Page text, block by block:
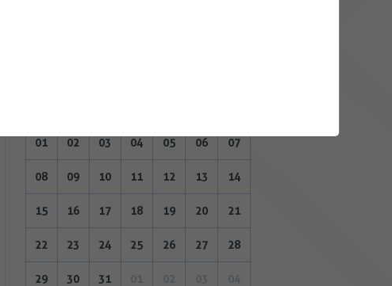
01 02 03 04 05 06 07
08 09 10 11 12 13 14
15 16 17 18 19 20 21
22 23 24 25 26 27 28
29 30 31